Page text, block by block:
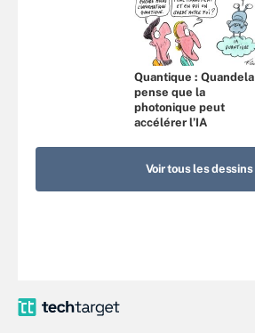
Quantique : Quandela
pense que la
photonique peut
accélérer l’IA
Voir tous les dessins